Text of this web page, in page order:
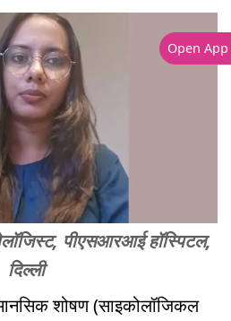
पीएसआरआई हॉस्पिटल,
दिल्ली
शोषण (साइकोलॉजिकल
Open App